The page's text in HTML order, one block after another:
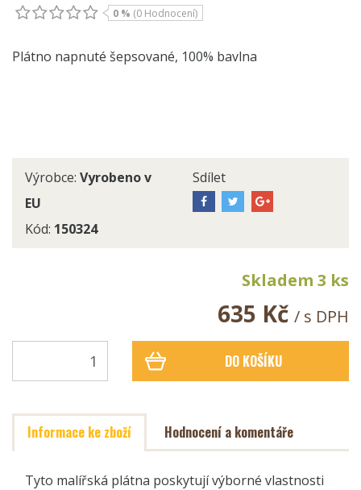
0 % (0 Hodnocení)
Plátno napnuté šepsované, 100% bavlna
Výrobce: Vyrobeno v
EU
Kód: 150324
Sdílet
Skladem 3 ks
635 Kč / s DPH
DO KOŠÍKU
Informace ke zboží Hodnocení a komentáře
Tyto malířská plátna poskytují výborné vlastnosti